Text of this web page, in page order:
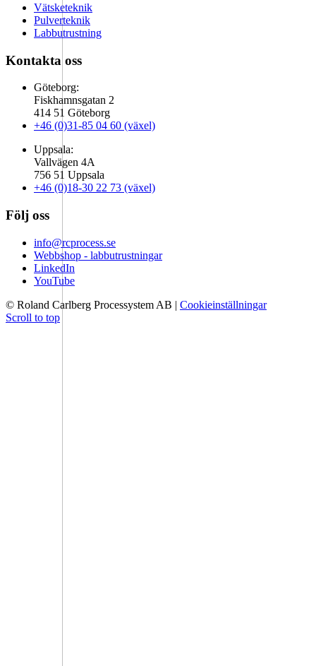
Vätsketeknik
Pulverteknik
Labbutrustning
Kontakta oss
Göteborg:
Fiskhamnsgatan 2
414 51 Göteborg
+46 (0)31-85 04 60 (växel)
Uppsala:
Vallvägen 4A
756 51 Uppsala
+46 (0)18-30 22 73 (växel)
Följ oss
info@rcprocess.se
Webbshop - labbutrustningar
LinkedIn
YouTube
© Roland Carlberg Processystem AB | Cookieinställningar
Scroll to top